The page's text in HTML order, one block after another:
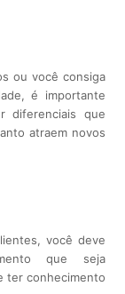
ou você consiga
é importante
diferenciais que
atraem novos
você deve
que seja
ter conhecimento